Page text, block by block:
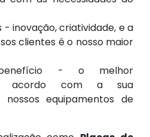
- inovação, criatividade, e a
clientes é o nosso maior
benefício - o melhor
acordo com a sua
nossos equipamentos de